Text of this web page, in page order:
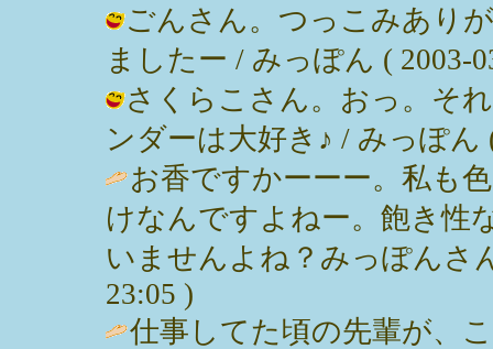
ごんさん。つっこみあり
ましたー / みっぽん ( 2003-
さくらこさん。おっ。そ
ンダーは大好き♪ / みっぽん
お香ですかーーー。私も
けなんですよねー。飽き性
いませんよね？みっぽんさ
23:05 )
仕事してた頃の先輩が、